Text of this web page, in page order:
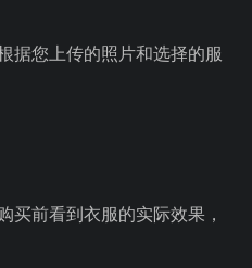
据您上传的照片和选择的服
买前看到衣服的实际效果，